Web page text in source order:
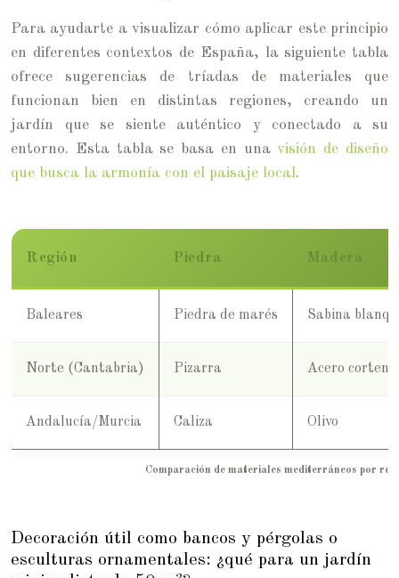
Para ayudarte a visualizar cómo aplicar este principio
en diferentes contextos de España, la siguiente tabla
ofrece sugerencias de tríadas de materiales que
funcionan bien en distintas regiones, creando un
jardín que se siente auténtico y conectado a su
entorno. Esta tabla se basa en unavisión de diseño
que busca la armonía con el paisaje local.
Comparación de materiales mediterráneos por
Región Piedra Madera
Baleares Piedra de marés Sabina
Norte (Cantabria) Pizarra Acero corten
Andalucía/Murcia Caliza Olivo
Decoración útil como bancos y pérgolas o
esculturas ornamentales: ¿qué para un jardín